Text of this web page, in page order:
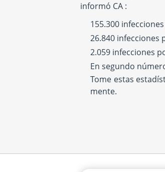
informó CA :
155.300
26.840 infecciones
2.059 infecciones
En segundo
Tome estas
mente.